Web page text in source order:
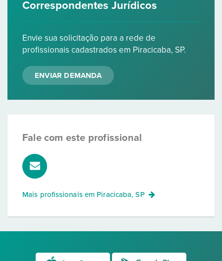
Correspondentes Jurídicos
Envie sua solicitação para a rede de
profissionais cadastrados em Piracicaba, SP.
ENVIAR DEMANDA
Fale com este profissional
Mais profissionais em Piracicaba, SP